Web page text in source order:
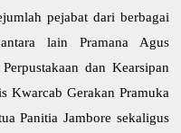
pejabat dari berbagai
lain Pramana Agus
dan Kearsipan
Kwarcab Gerakan Pramuka
Panitia Jambore sekaligus